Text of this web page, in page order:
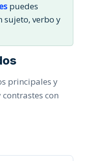
puedes
sujeto, verbo y
principales y
con